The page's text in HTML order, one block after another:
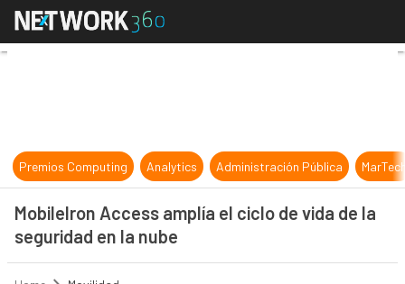
MobileIron Access amplía el ciclo
Premios Computing Analytics Administración Pública
MobileIron Access amplía el ciclo de vida de la
seguridad en la nube